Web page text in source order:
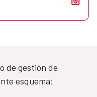
de gestión de
esquema: